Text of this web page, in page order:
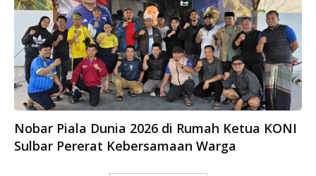
Nobar Piala Dunia 2026 di Rumah Ketua KONI
Sulbar Pererat Kebersamaan Warga